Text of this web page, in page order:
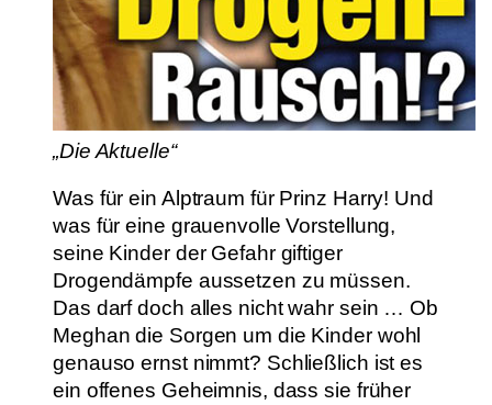
„Die Aktuelle“
Was für ein Alptraum für Prinz Harry! Und
was für eine grauenvolle Vorstellung,
seine Kinder der Gefahr giftiger
Drogendämpfe aussetzen zu müssen.
Das darf doch alles nicht wahr sein … Ob
Meghan die Sorgen um die Kinder wohl
genauso ernst nimmt? Schließlich ist es
ein offenes Geheimnis, dass sie früher